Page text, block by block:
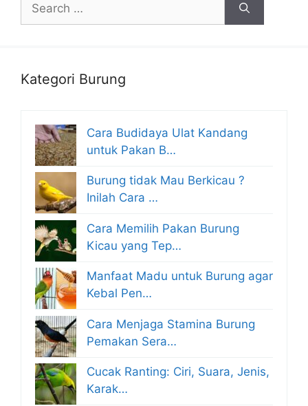
for:
Kategori Burung
Cara Budidaya Ulat Kandang
untuk Pakan B…
Burung tidak Mau Berkicau ?
Inilah Cara …
Cara Memilih Pakan Burung
Kicau yang Tep…
Manfaat Madu untuk Burung agar
Kebal Pen…
Cara Menjaga Stamina Burung
Pemakan Sera…
Cucak Ranting: Ciri, Suara, Jenis,
Karak…